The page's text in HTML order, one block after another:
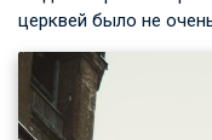
церквей было не